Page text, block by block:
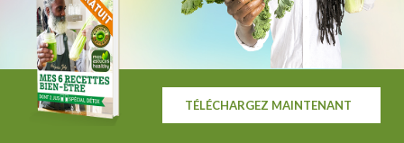
TÉLÉCHARGEZ MAINTENANT